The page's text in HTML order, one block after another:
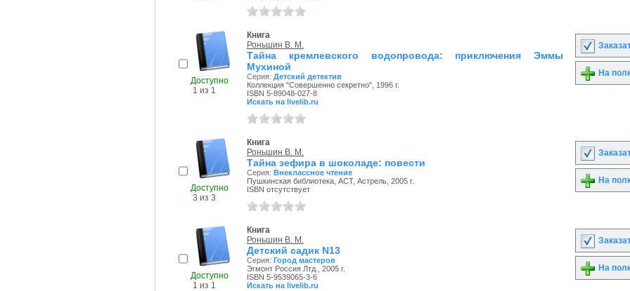
Доступно
1 из 1
Книга
Роньшин В. М.
Тайна кремлевского водопровода: приключения Эммы
Мухиной
Серия: Детский детектив
Коллекция "Совершенно секретно", 1996 г.
ISBN 5-89048-027-8
Искать на livelib.ru
На
Доступно
3 из 3
Книга
Роньшин В. М.
Тайна зефира в шоколаде: повести
Серия: Внеклассное чтение
Пушкинская библиотека, АСТ, Астрель, 2005 г.
ISBN отсутствует
На
Доступно
1 из 1
Книга
Роньшин В. М.
Детский садик N13
Серия: Город мастеров
Эгмонт Россия Лтд., 2005 г.
ISBN 5-9539065-3-6
Искать на livelib.ru
На